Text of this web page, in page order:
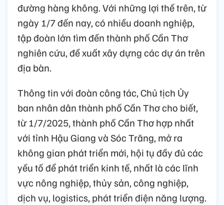
đường hàng không. Với những lợi thế trên, từ
ngày 1/7 đến nay, có nhiều doanh nghiệp,
tập đoàn lớn tìm đến thành phố Cần Thơ
nghiên cứu, đề xuất xây dựng các dự án trên
địa bàn.
Thông tin với đoàn công tác, Chủ tịch Ủy
ban nhân dân thành phố Cần Thơ cho biết,
từ 1/7/2025, thành phố Cần Thơ hợp nhất
với tỉnh Hậu Giang và Sóc Trăng, mở ra
không gian phát triển mới, hội tụ đầy đủ các
yếu tố để phát triển kinh tế, nhất là các lĩnh
vực nông nghiệp, thủy sản, công nghiệp,
dịch vụ, logistics, phát triển điện năng lượng.